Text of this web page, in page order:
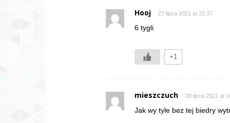
Hooj 27 lipca 2021 at 21:37
6 tygli
+1
mieszczuch 28 lipca 2021 at
Jak wy tyle bez tej biedry